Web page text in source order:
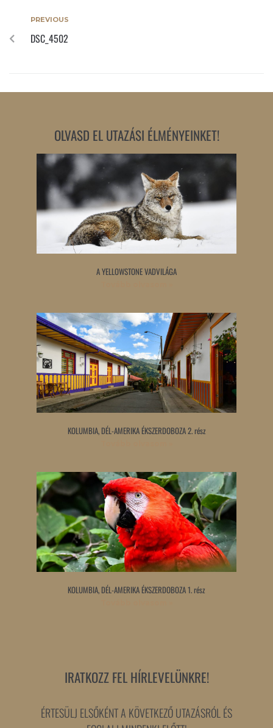
PREVIOUS
DSC_4502
OLVASD EL UTAZÁSI ÉLMÉNYEINKET!
A YELLOWSTONE VADVILÁGA
KOLUMBIA, DÉL-AMERIKA ÉKSZERDOBOZA 2. rész
KOLUMBIA, DÉL-AMERIKA ÉKSZERDOBOZA 1. rész
IRATKOZZ FEL HÍRLEVELÜNKRE!
ÉRTESÜLJ ELSŐKÉNT A KÖVETKEZŐ UTAZÁSRÓL ÉS